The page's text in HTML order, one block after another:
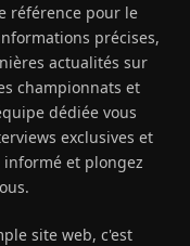
référence pour le
précises,
actualités sur
championnats et
dédiée vous
exclusives et
informé et plongez
site web, c'est